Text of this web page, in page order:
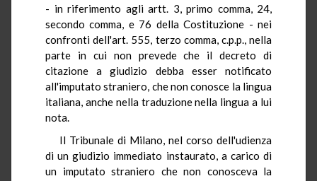
- in riferimento agli artt. 3, primo comma, 24,
secondo comma, e 76 della Costituzione - nei
confronti dell'art. 555, terzo comma, c.p.p., nella
parte in cui non prevede che il decreto di
citazione a giudizio debba esser notificato
all'imputato straniero, che non conosce la lingua
italiana, anche nella traduzione nella lingua a lui
nota.
Il Tribunale di Milano, nel corso dell'udienza
di un giudizio immediato instaurato, a carico di
un imputato straniero che non conosceva la